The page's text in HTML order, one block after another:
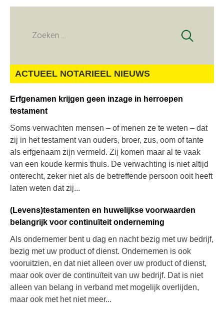
Zoeken
ACTUEEL NOTARIEEL NIEUWS
Erfgenamen krijgen geen inzage in herroepen
testament
Soms verwachten mensen – of menen ze te weten – dat
zij in het testament van ouders, broer, zus, oom of tante
als erfgenaam zijn vermeld. Zij komen maar al te vaak
van een koude kermis thuis. De verwachting is niet altijd
onterecht, zeker niet als de betreffende persoon ooit heeft
laten weten dat zij...
(Levens)testamenten en huwelijkse voorwaarden
belangrijk voor continuïteit onderneming
Als ondernemer bent u dag en nacht bezig met uw bedrijf,
bezig met uw product of dienst. Ondernemen is ook
vooruitzien, en dat niet alleen over uw product of dienst,
maar ook over de continuïteit van uw bedrijf. Dat is niet
alleen van belang in verband met mogelijk overlijden,
maar ook met het niet meer...